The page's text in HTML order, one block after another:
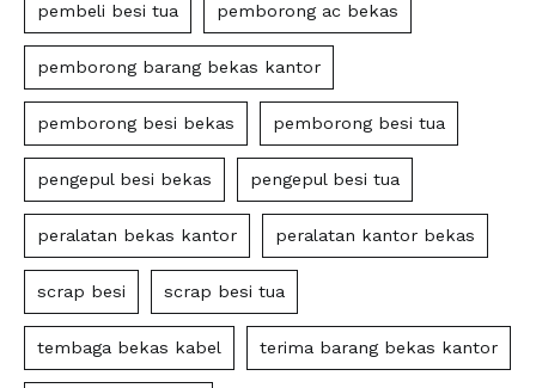
pembeli besi tua pemborong ac bekas
pemborong barang bekas kantor
pemborong besi bekas pemborong besi tua
pengepul besi bekas pengepul besi tua
peralatan bekas kantor peralatan kantor bekas
scrap besi scrap besi tua
tembaga bekas kabel terima barang bekas kantor